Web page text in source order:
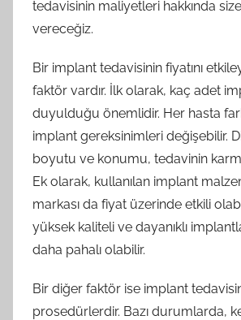
tedavisinin maliyetleri hakkında
vereceğiz.
Bir implant tedavisinin fiyatını
faktör vardır. İlk olarak, kaç adet
duyulduğu önemlidir. Her hasta
implant gereksinimleri değişebilir.
boyutu ve konumu, tedavinin
Ek olarak, kullanılan implant
markası da fiyat üzerinde etkili
yüksek kaliteli ve dayanıklı
daha pahalı olabilir.
Bir diğer faktör ise implant
prosedürlerdir. Bazı durumlarda,